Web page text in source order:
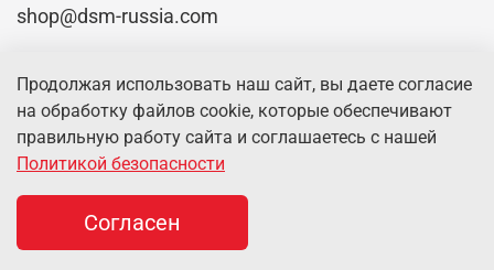
О компании
Клиентам
shop@dsm-russia.com
Доставка по всей России
Продолжая использовать наш сайт, вы даете согласие
на обработку файлов cookie, которые обеспечивают
правильную работу сайта и соглашаетесь с нашей
Политикой безопасности
Согласен